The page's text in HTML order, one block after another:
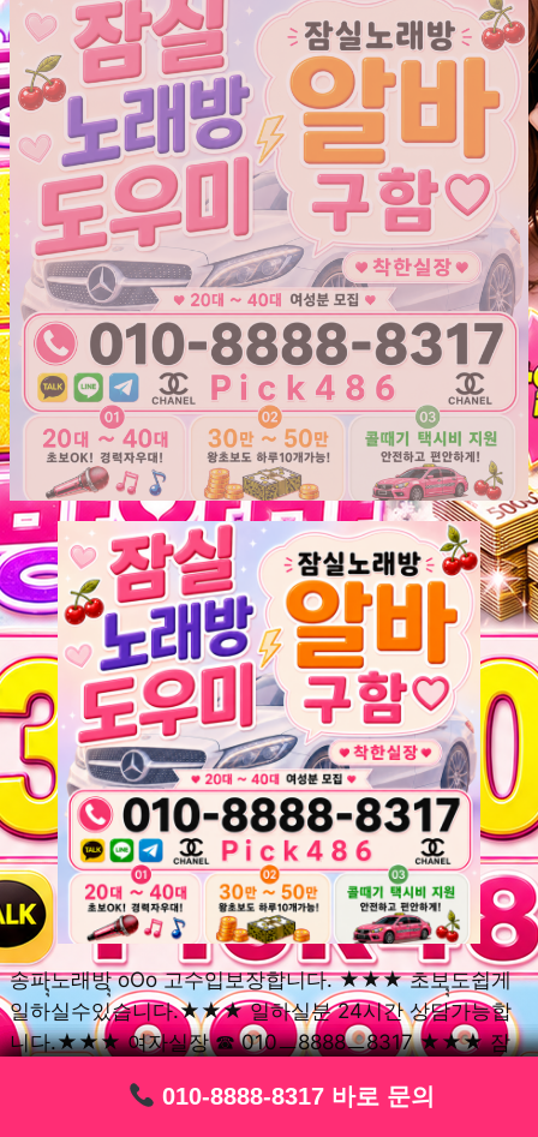
010-8888-8317 바로 문의
010-8888-8317 바로 문의
010-8888-8317 바로 문의
010-8888-8317 바로 문의
010-8888-8317 바로 문의
010-8888-8317 바로 문의
송파ุุ노래방ุุ oOo 고수입보장합니다. ★★★ 초보ุุ도쉽게
일하실수있습니다.★★★ 일하실분 24시간 상담가능합
니다.★★★ 여자실장 ☎ 010ㅡ8888ㅡ8317 ★★★ 잠
세요. 여성ㅣุุ알바ุุㅣ여기 신천동ุุ노래방ุุ ◞✿ 풍납동ุุ노래방ุุ
010-8888-8317 바로 문의
010-8888-8317 바로 문의
010-8888-8317 바로 문의